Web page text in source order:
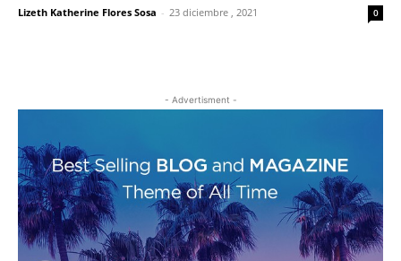
Lizeth Katherine Flores Sosa - 23 diciembre , 2021 0
- Advertisment -